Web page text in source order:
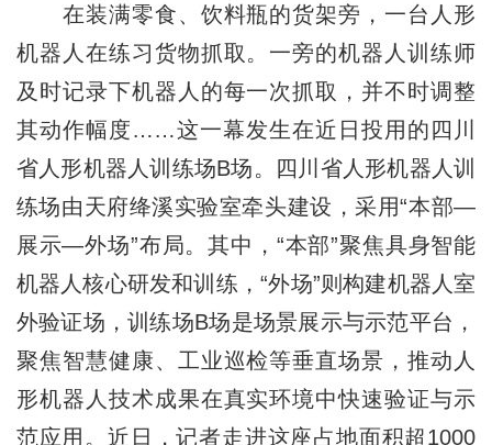
在装满零食、饮料瓶的货架旁，一台人形
机器人在练习货物抓取。一旁的机器人训练师
及时记录下机器人的每一次抓取，并不时调整
其动作幅度……这一幕发生在近日投用的四川
省人形机器人训练场B场。四川省人形机器人训
练场由天府绛溪实验室牵头建设，采用“本部—
展示—外场”布局。其中，“本部”聚焦具身智能
机器人核心研发和训练，“外场”则构建机器人室
外验证场，训练场B场是场景展示与示范平台，
聚焦智慧健康、工业巡检等垂直场景，推动人
形机器人技术成果在真实环境中快速验证与示
范应用。近日，记者走进这座占地面积超1000